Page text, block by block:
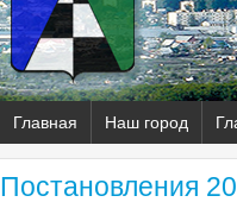
Главная Наш город
Постановления